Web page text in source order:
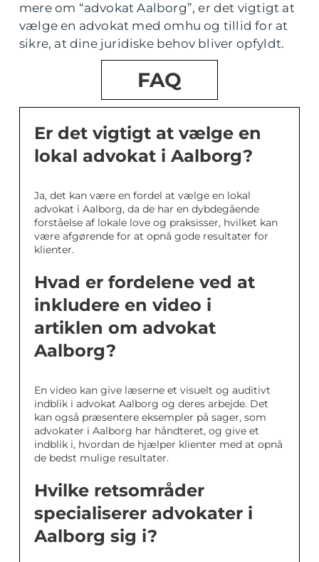
mere om “advokat Aalborg”, er det vigtigt at
vælge en advokat med omhu og tillid for at
sikre, at dine juridiske behov bliver opfyldt.
FAQ
Er det vigtigt at vælge en
lokal advokat i Aalborg?
Ja, det kan være en fordel at vælge en lokal
advokat i Aalborg, da de har en dybdegående
forståelse af lokale love og praksisser, hvilket kan
være afgørende for at opnå gode resultater for
klienter.
Hvad er fordelene ved at
inkludere en video i
artiklen om advokat
Aalborg?
En video kan give læserne et visuelt og auditivt
indblik i advokat Aalborg og deres arbejde. Det
kan også præsentere eksempler på sager, som
advokater i Aalborg har håndteret, og give et
indblik i, hvordan de hjælper klienter med at opnå
de bedst mulige resultater.
Hvilke retsområder
specialiserer advokater i
Aalborg sig i?